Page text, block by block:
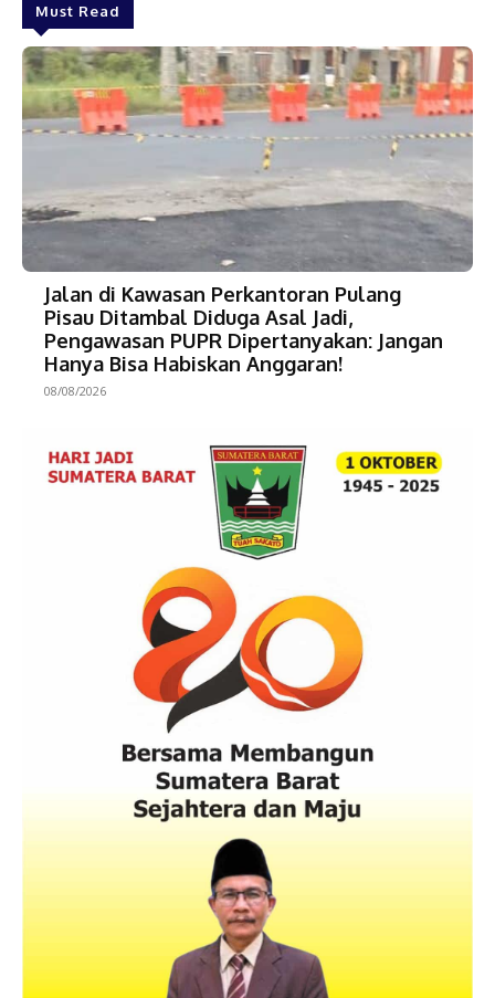
Must Read
Jalan di Kawasan Perkantoran Pulang
Pisau Ditambal Diduga Asal Jadi,
Pengawasan PUPR Dipertanyakan: Jangan
Hanya Bisa Habiskan Anggaran!
08/08/2026